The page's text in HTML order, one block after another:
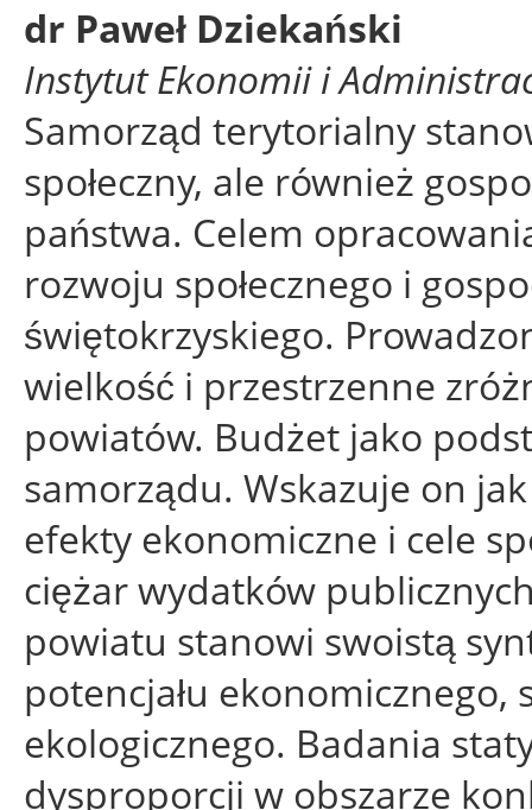
dr Paweł Dziekański
Instytut Ekonomii i
Samorząd terytorialny
społeczny, ale również
państwa. Celem
rozwoju społecznego i
świętokrzyskiego.
wielkość i przestrzenne
powiatów. Budżet jako
samorządu. Wskazuje on
efekty ekonomiczne i cele
ciężar wydatków
powiatu stanowi swoistą
potencjału ekonomicznego,
ekologicznego. Badania
dysproporcji w obszarze